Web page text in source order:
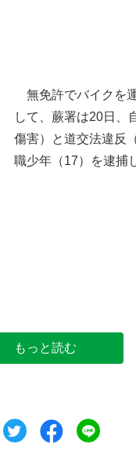
無免許でバイクを
して、蕨署は20日、
傷害）と道交法違反
職少年（17）を逮捕
もっと読む
ツイートシェア